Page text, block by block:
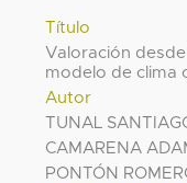
Título
Valoración
modelo de clima
Autor
TUNAL
CAMARENA
PONTÓN